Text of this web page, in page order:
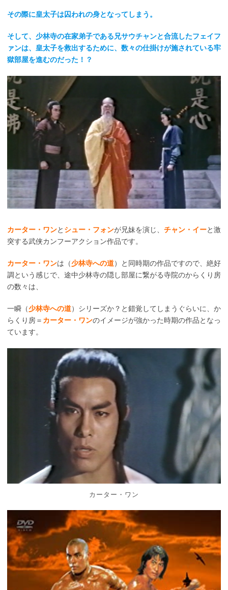
その際に皇太子は囚われの身となってしまう。
そして、少林寺の在家弟子である兄サウチャンと合流したフェイフ
ァンは、皇太子を救出するために、数々の仕掛けが施されている牢
獄部屋を進むのだった！？
カーター・ワンと シュー・フォンが兄妹を演じ、 チャン・イーと激
突する武侠カンフーアクション作品です。
カーター・ワンは（少林寺への道）と同時期の作品ですので、絶好
調という感じで、途中少林寺の隠し部屋に繋がる寺院のからくり房
の数々は、
一瞬（少林寺への道）シリーズか？と錯覚してしまうぐらいに、か
らくり房＝ カーター・ワンのイメージが強かった時期の作品となっ
ています。
カーター・ワン